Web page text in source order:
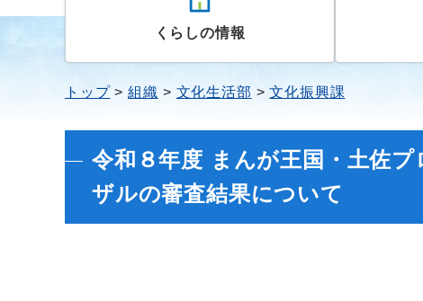
くらしの情報
トップ 組織 文化生活部 文化振興課
令和８年度 まんが王国・土佐
ザルの審査結果について